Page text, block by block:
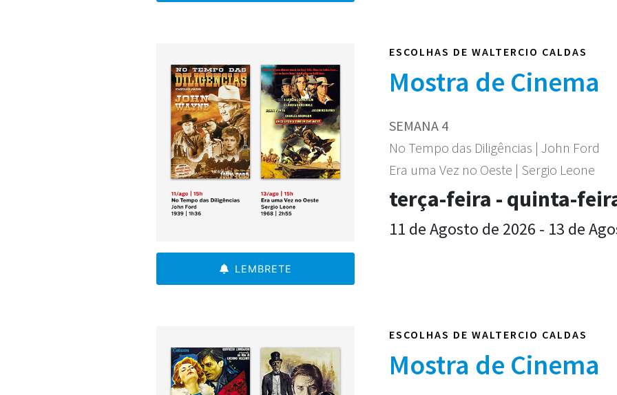
LEMBRETE
ESCOLHAS DE WALTERCIO CALDAS
Mostra de Cinema
SEMANA 4
No Tempo das Diligências | John Ford
Era uma Vez no Oeste | Sergio Leone
terça-feira - quinta-
11 de Agosto de 2026 - 13 de
ESCOLHAS DE WALTERCIO CALDAS
Mostra de Cinema